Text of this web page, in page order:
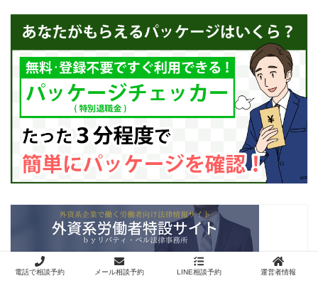
電話で相談予約 メール相談予約 LINE相談予約 運営者情報